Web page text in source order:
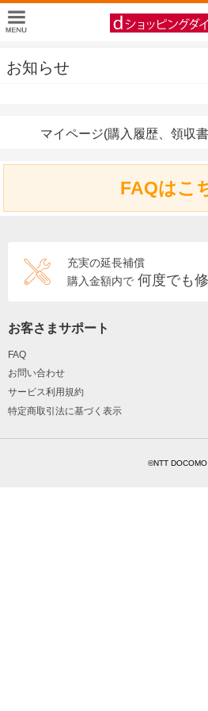
お知らせ
マイページ(購入履歴、領収
FAQはこ
充実の延長補償
購入金額内で 何度でも
お客さまサポート
FAQ
お問い合わせ
サービス利用規約
特定商取引法に基づく表示
©NTT DOCOMO